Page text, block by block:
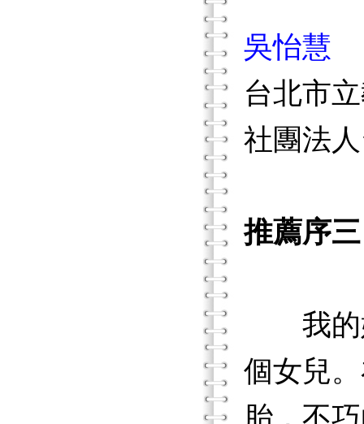
吳怡慧
台北市
社團法
推薦序三
我的妹
個女兒
胎，不